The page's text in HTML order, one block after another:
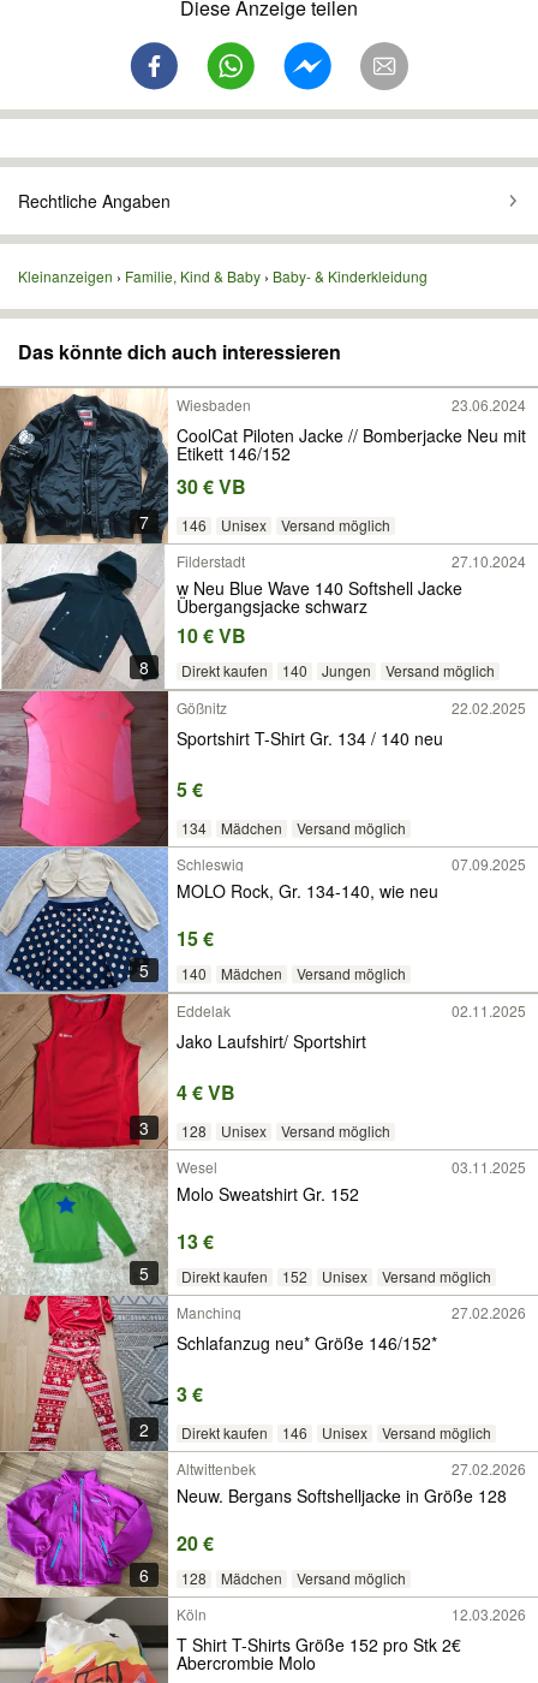
Diese Anzeige teilen
Rechtliche Angaben
Kleinanzeigen Familie, Kind & Baby Baby- & Kinderkleidung
Das könnte dich auch interessieren
7
Wiesbaden 23.06.2024
CoolCat Piloten Jacke // Bomberjacke Neu mit
Etikett 146/152
30 € VB
146 Unisex Versand möglich
8
Filderstadt 27.10.2024
w Neu Blue Wave 140 Softshell Jacke
Übergangsjacke schwarz
10 € VB
Direkt kaufen 140 Jungen
Versand möglich
Gößnitz
22.02.2025
Sportshirt T-Shirt Gr. 134 / 140 neu
5 €
134 Mädchen Versand möglich
5
Schleswig 07.09.2025
MOLO Rock, Gr. 134-140, wie neu
15 €
140 Mädchen Versand möglich
3
Eddelak 02.11.2025
Jako Laufshirt/ Sportshirt
4 € VB
128 Unisex Versand möglich
5
Wesel 03.11.2025
Molo Sweatshirt Gr. 152
13 €
Direkt kaufen 152 Unisex Versand möglich
2
Manching 27.02.2026
Schlafanzug neu* Größe 146/152*
3 €
Direkt kaufen 146 Unisex Versand möglich
6
Altwittenbek 27.02.2026
Neuw. Bergans Softshelljacke in Größe 128
20 €
128 Mädchen
Versand möglich
Köln
12.03.2026
T Shirt T-Shirts Größe 152 pro Stk 2€
Abercrombie Molo